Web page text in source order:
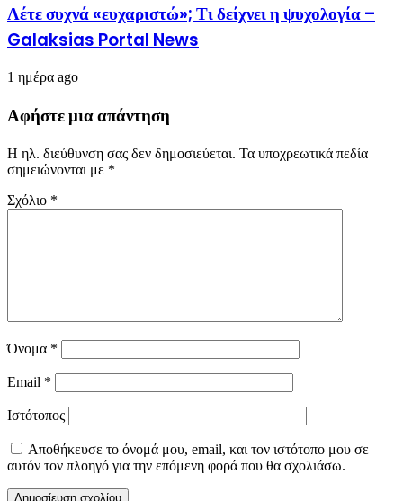
Λέτε συχνά «ευχαριστώ»; Τι δείχνει η ψυχολογία –
Galaksias Portal News
1 ημέρα ago
Αφήστε μια απάντηση
Η ηλ. διεύθυνση σας δεν δημοσιεύεται. Τα υποχρεωτικά πεδία
σημειώνονται με *
Σχόλιο *
Όνομα *
Email *
Ιστότοπος
Αποθήκευσε το όνομά μου, email, και τον ιστότοπο μου σε
αυτόν τον πλοηγό για την επόμενη φορά που θα σχολιάσω.